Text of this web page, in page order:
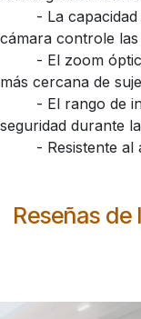
​- La
cámara controle
​- El zoom
más cercana de
​- El rango de
seguridad durante
​- Resistente
Reseñas